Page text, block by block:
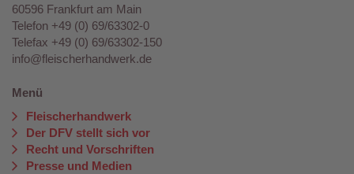
60596 Frankfurt am Main
Telefon +49 (0) 69/63302-0
Telefax +49 (0) 69/63302-150
info@fleischerhandwerk.de
Menü
Fleischerhandwerk
Der DFV stellt sich vor
Recht und Vorschriften
Presse und Medien